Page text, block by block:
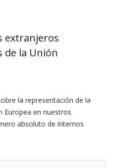
extranjeros
de la Unión
la representación de la
Europea en nuestros
absoluto de internos